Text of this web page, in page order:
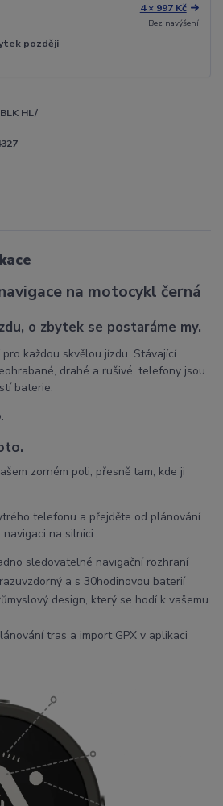
4 × 997 Kč
Bez navýšení
později
HL/
na motocykl černá
o zbytek se postaráme my.
každou skvělou jízdu. Stávající
drahé a rušivé, telefony jsou
baterie.
zorném poli, přesně tam, kde ji
telefonu a přejděte od plánování
na silnici.
sledovatelné navigační rozhraní
a s 30hodinovou baterií
design, který se hodí k vašemu
tras a import GPX v aplikaci